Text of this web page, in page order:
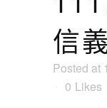
信
Posted at
0 Likes